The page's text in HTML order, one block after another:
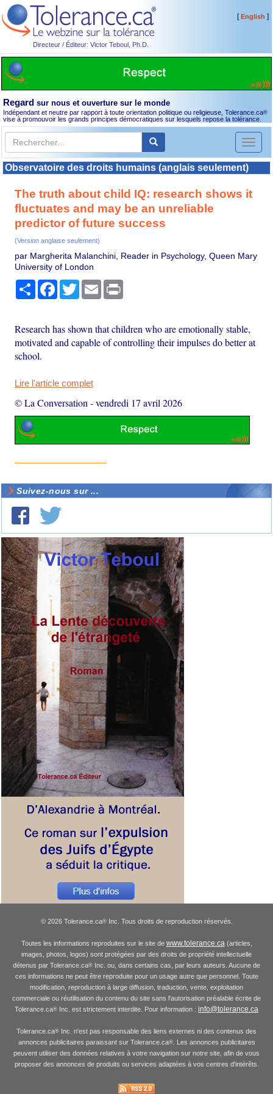
Directeur / Éditeur: Victor Teboul, Ph.D.
[English ]
Regard sur nous et ouverture sur le monde
Indépendant et neutre par rapport à toute orientation politique ou religieuse, Tolerance.ca®
vise à promouvoir les grands principes démocratiques sur lesquels repose la tolérance.
Toggle
Observatoire des droits humains (anglais seulement)
The truth about child IQ: research shows it
fluctuates and may be an unreliable
predictor of future success
(Version anglaise seulement)
par Margherita Malanchini, Reader in Psychology, Queen Mary
University of London
PartagerFacebook
TwitterEmail
Research has shown that children who are emotionally stable,
motivated and capable of controlling their impulses do better at
school.
Lire l'article complet
© La Conversation -vendredi 17 avril 2026
Suivez-nous sur ...
© 2026 Tolerance.ca®Inc. Tous droits de reproduction réservés.
Toutes les informations reproduites sur le site de www.tolerance.ca(articles,
images, photos, logos) sont protégées par des droits de propriété intellectuelle
détenus par Tolerance.ca® Inc. ou, dans certains cas, par leurs auteurs. Aucune de
ces informations ne peut être reproduite pour un usage autre que personnel. Toute
modification, reproduction à large diffusion, traduction, vente, exploitation
commerciale ou réutilisation du contenu du site sans l'autorisation préalable écrite de
Tolerance.ca® Inc. est strictement interdite. Pour information : info@tolerance.ca
Tolerance.ca® Inc. n'est pas responsable des liens externes ni des contenus des
annonces publicitaires paraissant sur Tolerance.ca®. Les annonces publicitaires
peuvent utiliser des données relatives à votre navigation sur notre site, afin de vous
proposer des annonces de produits ou services adaptées à vos centres d'intérêts.